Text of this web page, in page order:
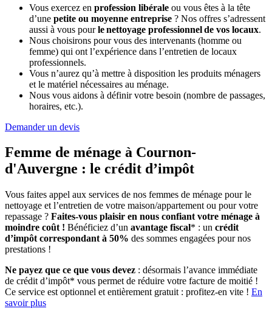
Vous exercez en profession libérale ou vous êtes à la tête
d’une petite ou moyenne entreprise ? Nos offres s’adressent
aussi à vous pourle nettoyage professionnel de vos locaux.
Nous choisirons pour vous des intervenants (homme ou
femme) qui ont l’expérience dans l’entretien de locaux
professionnels.
Vous n’aurez qu’à mettre à disposition les produits ménagers
et le matériel nécessaires au ménage.
Nous vous aidons à définir votre besoin (nombre de passages,
horaires, etc.).
Demander un devis
Femme de ménage à Cournon-
d'Auvergne : le crédit d’impôt
Vous faites appel aux services de nos femmes de ménage pour le
nettoyage et l’entretien de votre maison/appartement ou pour votre
repassage ? Faites-vous plaisir en nous confiant votre ménage à
moindre coût ! Bénéficiez d’un avantage fiscal* : un crédit
d’impôt correspondant à 50% des sommes engagées pour nos
prestations !
Ne payez que ce que vous devez : désormais l’avance immédiate
de crédit d’impôt* vous permet de réduire votre facture de moitié !
Ce service est optionnel et entièrement gratuit : profitez-en vite ! En
savoir plus